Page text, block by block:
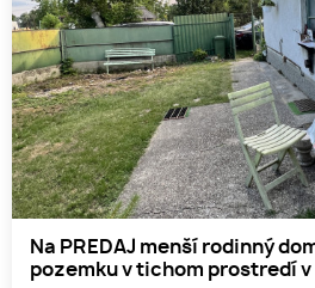
Na PREDAJ menší rodinný
pozemku v tichom prostredí